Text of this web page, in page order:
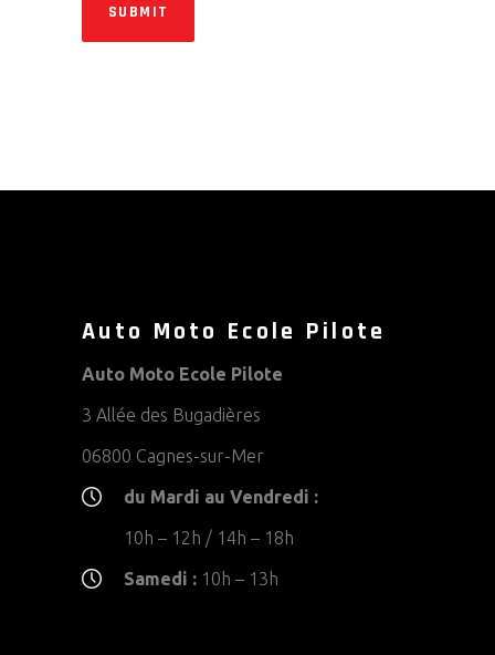
SUBMIT
Auto Moto Ecole Pilote
Auto Moto Ecole Pilote
3 Allée des Bugadières
06800 Cagnes-sur-Mer
du Mardi au Vendredi :
10h – 12h / 14h – 18h
Samedi : 10h – 13h